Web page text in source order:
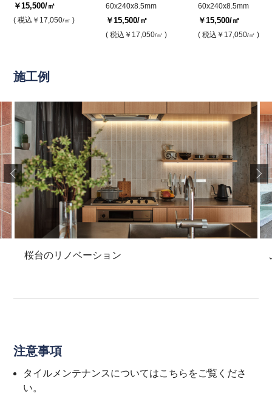
￥15,500/㎡
( 税込 ￥17,050/㎡ )
60x240x8.5mm
￥15,500/㎡
( 税込 ￥17,050/㎡ )
60x240x8.5mm
￥15,500/㎡
( 税込 ￥17,050/㎡ )
施工例
桜台のリノベーション
注意事項
タイルメンテナンスについてはこちら をご覧くださ
い。